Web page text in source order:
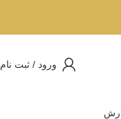
ورود / ثبت نام